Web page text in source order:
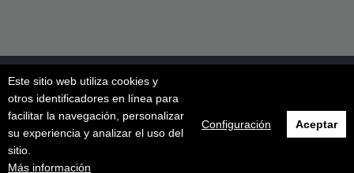
Este sitio web utiliza cookies y
otros identificadores en línea para
facilitar la navegación, personalizar
su experiencia y analizar el uso del
sitio.
Más información
Configuración Aceptar
Frecuencia Enfermera. Fundación para el Desarrollo de la
Enfermería /Condiciones de uso /Protección de datos/
Política de cookies